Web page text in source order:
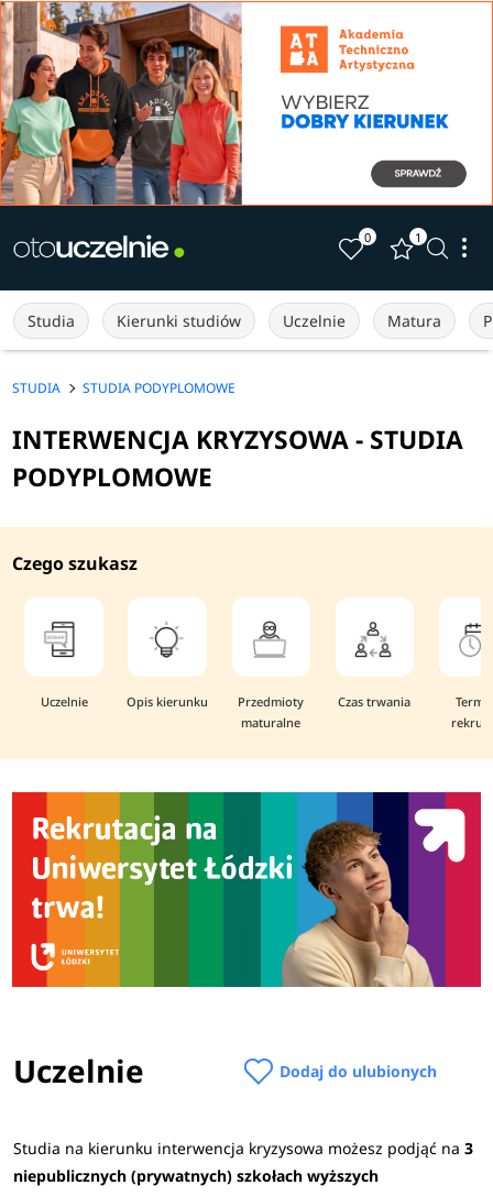
0 1
Studia Kierunki studiów Uczelnie Matura
STUDIA STUDIA PODYPLOMOWE
INTERWENCJA KRYZYSOWA - STUDIA
PODYPLOMOWE
Czego szukasz
Uczelnie Opis kierunku
Przedmioty
maturalne
Czas trwania
Uczelnie Dodaj do ulubionych
Studia na kierunku interwencja kryzysowa możesz podjąć na 3
niepublicznych (prywatnych) szkołach wyższych